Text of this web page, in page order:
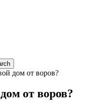
дом от воров?
от воров?